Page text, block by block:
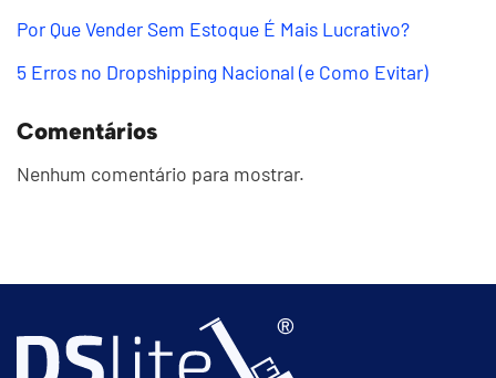
Por Que Vender Sem Estoque É Mais Lucrativo?
5 Erros no Dropshipping Nacional (e Como Evitar)
Comentários
Nenhum comentário para mostrar.